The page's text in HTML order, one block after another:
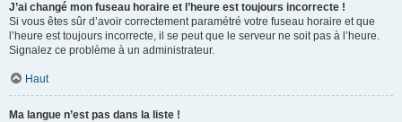
J’ai changé mon fuseau horaire et l’heure est toujours incorrecte !
Si vous êtes sûr d’avoir correctement paramétré votre fuseau horaire et que
l’heure est toujours incorrecte, il se peut que le serveur ne soit pas à l’heure.
Signalez ce problème à un administrateur.
Haut
Ma langue n’est pas dans la liste !